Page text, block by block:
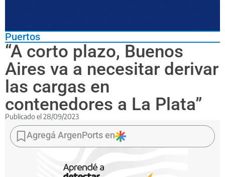
Puertos
“A corto plazo, Buenos
Aires va a necesitar derivar
las cargas en
contenedores a La Plata”
Publicado el 28/09/2023
José
María
Lojo
Agregá ArgenPorts en